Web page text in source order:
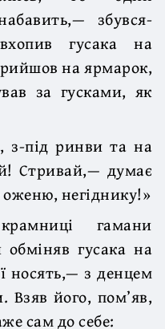
збувся-
гусака на
на ярмарок,
за гусками, як
з-під ринви та на
Стривай,— думає
негіднику!»
гамани
гусака на
носять,— з денцем
його, пом’яв,
сам до себе: